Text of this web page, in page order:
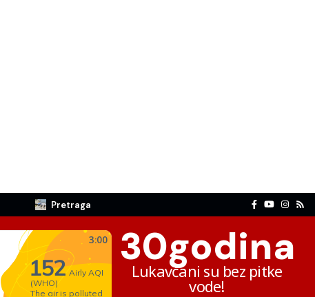
Pretraga
30godina
Lukavčani su bez pitke
vode!